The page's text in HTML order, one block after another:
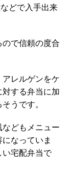
どで入手出来
で信頼の度合
レルゲンをケ
する弁当に加
うです。
どもメニュー
なっていま
宅配弁当で